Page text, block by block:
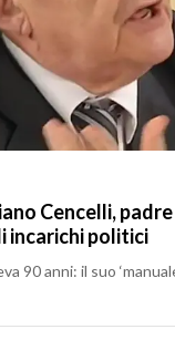
Cencelli, padre
incarichi politici
90 anni: il suo